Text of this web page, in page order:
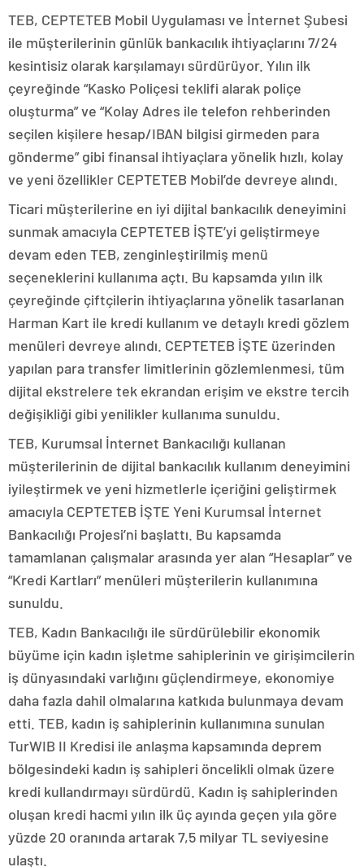
TEB, CEPTETEB Mobil Uygulaması ve İnternet Şubesi
ile müşterilerinin günlük bankacılık ihtiyaçlarını 7/24
kesintisiz olarak karşılamayı sürdürüyor. Yılın ilk
çeyreğinde “Kasko Poliçesi teklifi alarak poliçe
oluşturma” ve “Kolay Adres ile telefon rehberinden
seçilen kişilere hesap/IBAN bilgisi girmeden para
gönderme” gibi finansal ihtiyaçlara yönelik hızlı, kolay
ve yeni özellikler CEPTETEB Mobil’de devreye alındı.
Ticari müşterilerine en iyi dijital bankacılık deneyimini
sunmak amacıyla CEPTETEB İŞTE’yi geliştirmeye
devam eden TEB, zenginleştirilmiş menü
seçeneklerini kullanıma açtı. Bu kapsamda yılın ilk
çeyreğinde çiftçilerin ihtiyaçlarına yönelik tasarlanan
Harman Kart ile kredi kullanım ve detaylı kredi gözlem
menüleri devreye alındı. CEPTETEB İŞTE üzerinden
yapılan para transfer limitlerinin gözlemlenmesi, tüm
dijital ekstrelere tek ekrandan erişim ve ekstre tercih
değişikliği gibi yenilikler kullanıma sunuldu.
TEB, Kurumsal İnternet Bankacılığı kullanan
müşterilerinin de dijital bankacılık kullanım deneyimini
iyileştirmek ve yeni hizmetlerle içeriğini geliştirmek
amacıyla CEPTETEB İŞTE Yeni Kurumsal İnternet
Bankacılığı Projesi’ni başlattı. Bu kapsamda
tamamlanan çalışmalar arasında yer alan “Hesaplar” ve
“Kredi Kartları” menüleri müşterilerin kullanımına
sunuldu.
TEB, Kadın Bankacılığı ile sürdürülebilir ekonomik
büyüme için kadın işletme sahiplerinin ve girişimcilerin
iş dünyasındaki varlığını güçlendirmeye, ekonomiye
daha fazla dahil olmalarına katkıda bulunmaya devam
etti. TEB, kadın iş sahiplerinin kullanımına sunulan
TurWIB II Kredisi ile anlaşma kapsamında deprem
bölgesindeki kadın iş sahipleri öncelikli olmak üzere
kredi kullandırmayı sürdürdü. Kadın iş sahiplerinden
oluşan kredi hacmi yılın ilk üç ayında geçen yıla göre
yüzde 20 oranında artarak 7,5 milyar TL seviyesine
ulaştı.